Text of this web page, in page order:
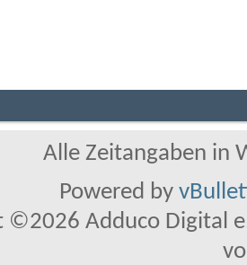
Alle Zeitangaben in
Powered by
©2026 Adduco Digital